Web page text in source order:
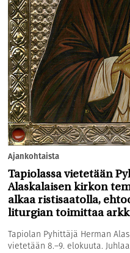
Ajankohtaista
Tapiolassa vietetään
Alaskalaisen kirkon
alkaa ristisaatolla,
liturgian toimittaa
Tapiolan Pyhittäjä Herman
vietetään 8.–9. elokuuta.